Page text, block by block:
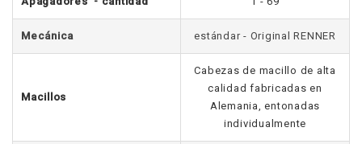
Mecánica estándar - Original RENNER
Macillos
Cabezas de macillo de alta
calidad fabricadas en
Alemania, entonadas
individualmente